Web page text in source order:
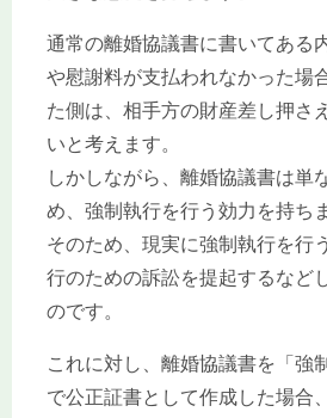
通常の離婚協議書に書いてある
や慰謝料が支払われなかった場
た側は、相手方の財産差し押さ
いと考えます。
しかしながら、離婚協議書は単
め、強制執行を行う効力を持ち
そのため、現実に強制執行を行
行のための訴訟を提起するなど
のです。
これに対し、離婚協議書を「強
で公正証書として作成した場合